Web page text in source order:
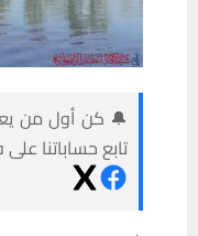
🔔 كن أول من
تابع حساباتنا